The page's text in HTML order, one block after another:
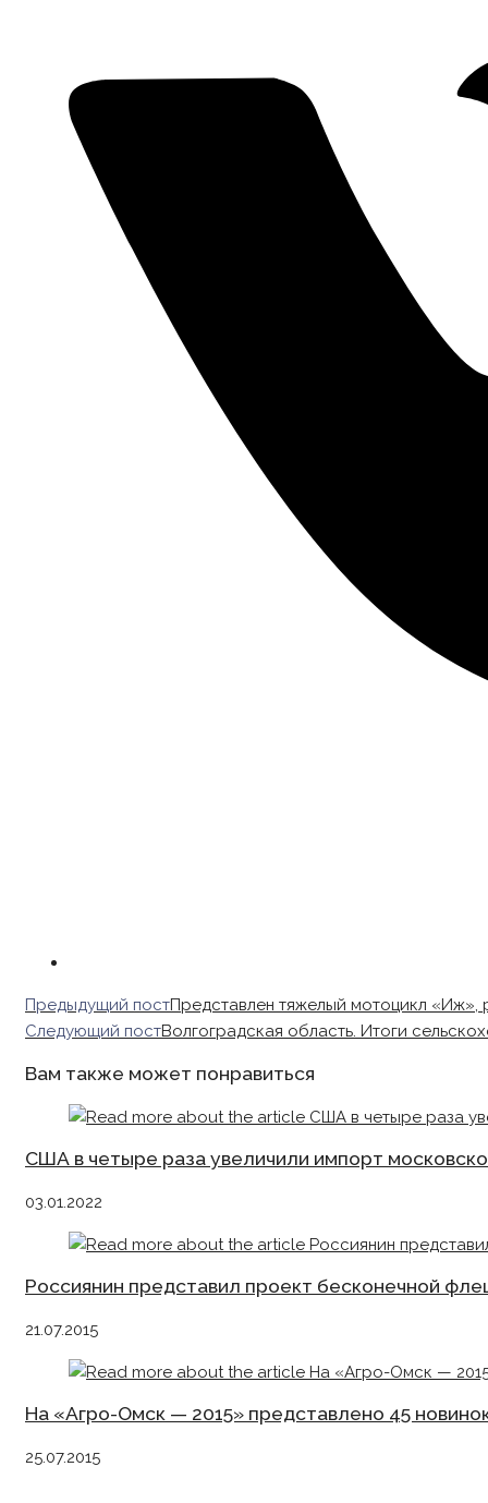
Read
more
Предыдущий постПредставлен тяжелый мотоцикл
Следующий постВолгоградская область. Итоги
Вам также может понравиться
США в четыре раза увеличили импорт
03.01.2022
Россиянин представил проект бесконечной
21.07.2015
На «Агро-Омск — 2015» представлено 45
25.07.2015